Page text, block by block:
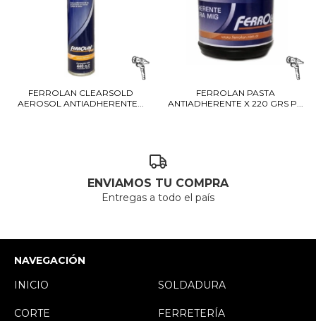
FERROLAN CLEARSOLD
AEROSOL ANTIADHERENTE...
FERROLAN PASTA
ANTIADHERENTE X 220 GRS P...
ENVIAMOS TU COMPRA
Entregas a todo el país
NAVEGACIÓN
INICIO
SOLDADURA
CORTE FERRETERÍA